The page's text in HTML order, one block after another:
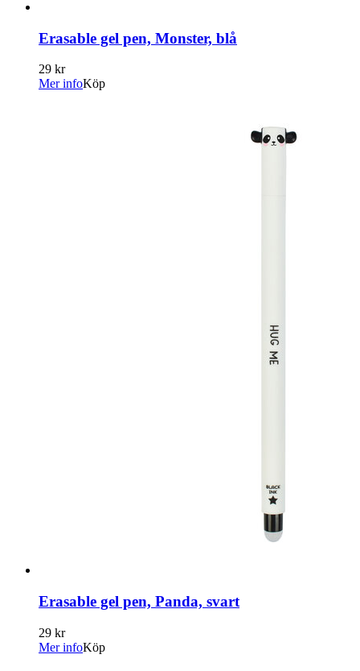
Erasable gel pen, Monster, blå
29 kr
Mer infoKöp
Erasable gel pen, Panda, svart
29 kr
Mer infoKöp